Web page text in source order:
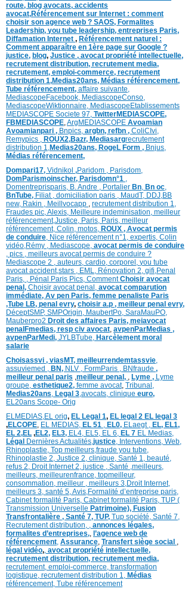
route, blog avocats, accidents
avocat,Référencement sur Internet : comment
choisir son agence web ? SAOS, Formalites
Leadership, you tube leadership, entreprises Paris,
Diffamation Internet , Référencement naturel :
Comment apparaître en 1ère page sur Google ?
justice, blog, Justice , avocat propriété intellectuelle,
recrutement distribution, recrutement media,
recrutement, emploi-commerce, recrutement
distribution 1,Medias20ans, Médias référencement,
Tube référencement, affaire suivante,
MediascopeFacebook, MediascopeConso,
MediascopeWiktionnaire, MediascopeEtablissements
MEDIASCOPE Societe 97, TwitterMEDIASCOPE,
FBMEDIASCOPE,ArgMEDIASCOPE Avoamian
Avoamianpari , Bnpics, argbn, refbn , ColiCIvi,
Remypics , ROUX2,Bazr, Mediasargrecrutement
distribution 1,Medias20ans, RogeL Form , Bnjus,
Médias référencement,
Dompari17, Vidnikol ,Paridom , Parisdom,
DomParismoinscher, Parisdomn°1 ,
Domentreprisparis, B. Andre , Portalier Bn, Bn oc,
BnTube, Filiat, domiciliation paris , MaudT, DDJ,BB
new, Rakin , Meillvocapp , recrutement distribution 1,
Fraudes pic,Alexis, Meilleure indeminisation, meilleur
référencement,Justice, Paris, Paris, meilleur
référencement, Colin, motos, ROUX , Avocat permis
de conduire, Nice référencement n°1, expertis, Colin
vidéo,Rémy , Mediascope, avocat permis de conduire
, pics , meilleurs avocat permis de conduire ?
Mediascope 2 , auteurs, cardio, corpore l, you tube
avocat accident,stars , EML, Rénovation 2, gifi,Penal
Paris, , Pénal Paris Pics, CommentChoisir avocat
penal, Choisir avocat penal, avocat comparution
immédiate, Av pen Paris, femme penaliste Paris
,Tube LB, penal evry, choisir a.p , meilleur penal evry,
DéceptSMP, SMPOrigin, MaubertPo, SaraMauPO,
Mauberpro2 Droit des affaires Paris, meiavocat
penalFmedias, resp civ avocat, avpenParMedias ,
avpenParMedi, JYLBTube, Harcèlement moral
salarie
Choisassvi , viasMT, meilleurrendemtassvie,
assuviemed , BN, NLV , FormParis , BNfraude ,
meilleur penal paris ,meilleur penal, , Lyme , Lyme
groupe, esthetique2, femme avocat, Tribunal,
Medias20ans, Legal 3,avocats, clinique euro,
EL20ans Scope- Orig
ELMEDIAS,EL orig, EL Legal 1, EL legal 2 EL legal 3
,ELCOPE, EL MEDIAS, EL 51 , EL0, ELaegt , EL, EL1,
EL 2,EL ,EL2, EL3, EL4, EL5, EL 6, EL 7 EL Medias,
Légal DernièresActualités,justice, Interventions, Web,
Rhinoplastie, Top meilleurs,fraude you tube,
Rhinoplastie 2, Justice 2, clinique, Santé 1, beauté,
refus 2, Droit Internet 2, justice , Santé ,meilleurs,
meilleurs, meilleurenfrance, topmeilleur,
consommation, meilleur , meilleurs 3,Droit Internet,
meilleurs 3, santé 5,Avis,Formalité d’entreprise paris,
Cabinet formalité Paris, Cabinet formalité Paris, TUP (
Transmission Universelle Patrimoine), Fusion
Transfrontalière , Santé 7, TUP, Tup société, Santé 7,
Recrutement distribution, , annonces légales,
formalites d’entreprises,, l’agence web de
référencement, Assurance, Transfert siège social ,
légal vidéo,, avocat propriété intellectuelle,
recrutement distribution, recrutement media,
recrutement, emploi-commerce, transformation
logistique, recrutement distribution 1, Médias
référencement, Tube référencement